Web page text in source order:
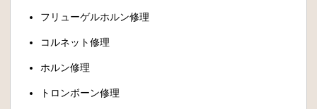
フリューゲルホルン修理
コルネット修理
ホルン修理
トロンボーン修理